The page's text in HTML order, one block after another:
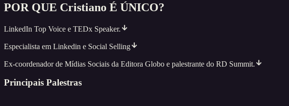
POR QUE Cristiano É ÚNICO?
LinkedIn Top Voice e TEDx Speaker.
Especialista em Linkedin e Social Selling
Ex-coordenador de Mídias Sociais da Editora Globo e palestrante do RD Summit.
Principais Palestras